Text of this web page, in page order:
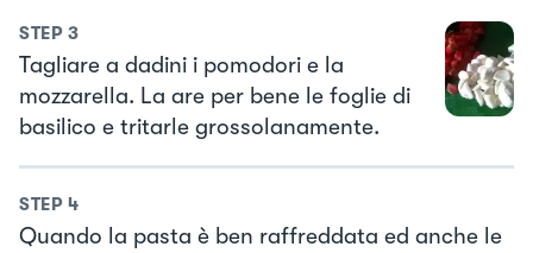
STEP 3
Tagliare a dadini i pomodori e la
mozzarella. La are per bene le foglie di
basilico e tritarle grossolanamente.
STEP 4
Quando la pasta è ben raffreddata ed anche le